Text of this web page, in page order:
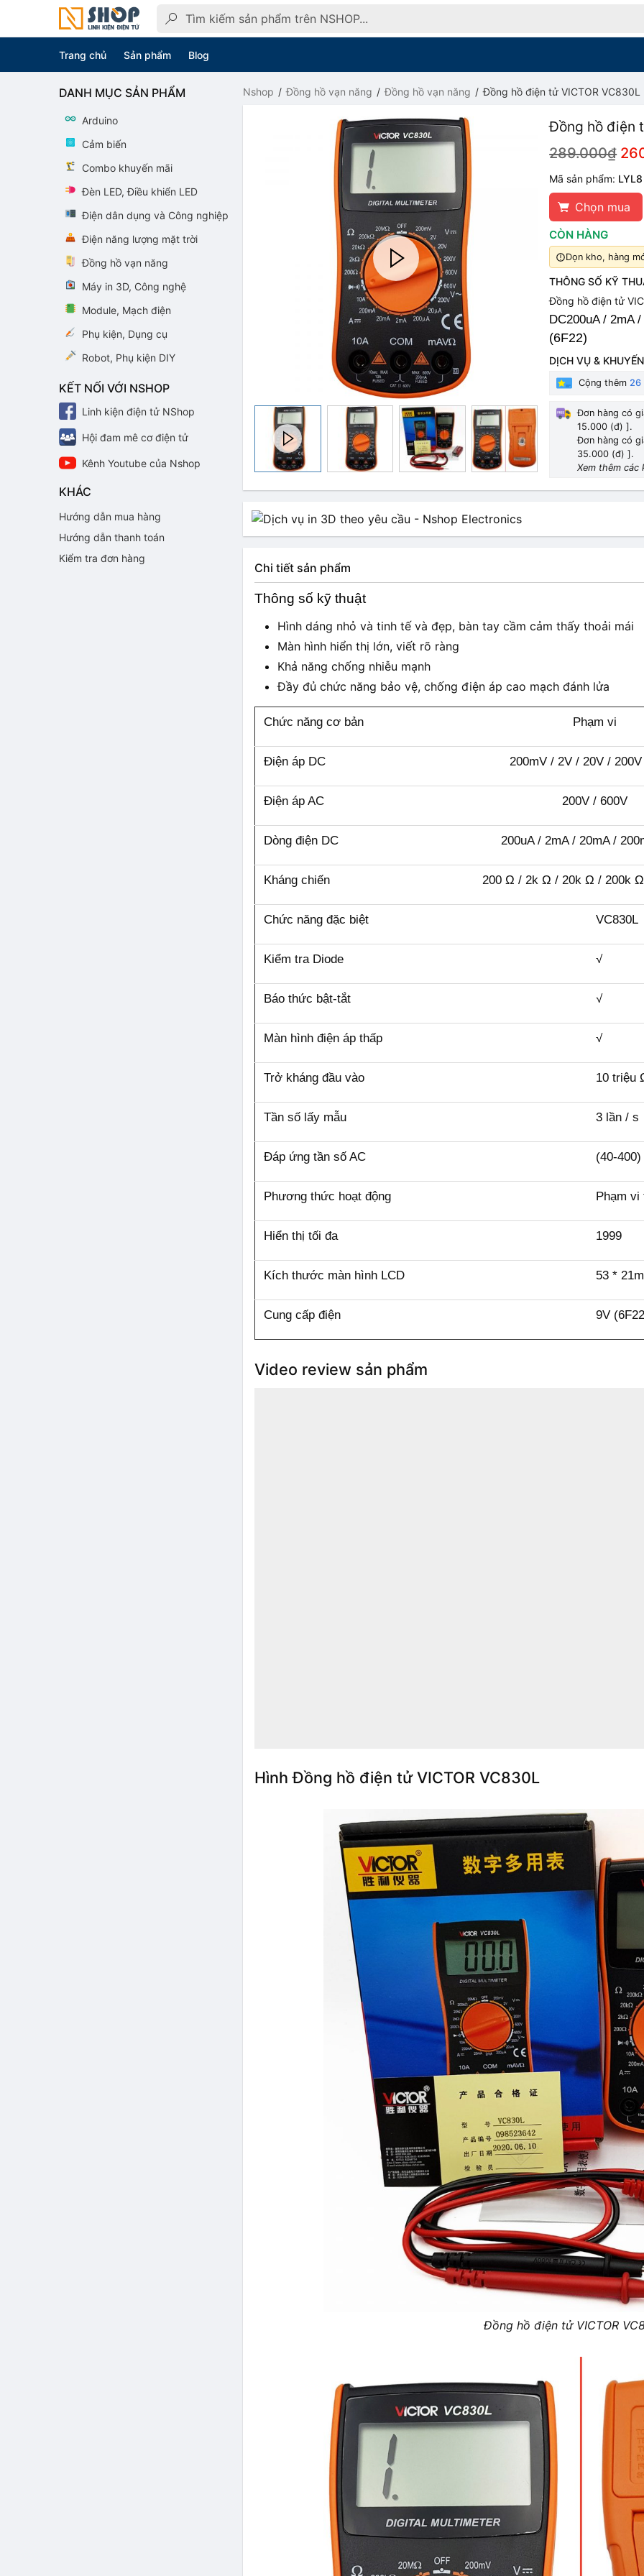
Trang chủ Sản phẩm Blog
Nshop Đồng hồ vạn năng Đồng hồ vạn năng Đồng hồ điện tử VICTOR VC830L
Đồng hồ điện
289.000₫
Mã sản phẩm: LYL8
Chọn mua
CÒN HÀNG
Dọn kho, hàng
THÔNG SỐ KỸ
Đồng hồ điện tử
DC200uA / 2mA
(6F22)
DỊCH VỤ &
Cộng thêm 26
Đơn hàng có
15.000 (đ) ].
Đơn hàng có
35.000 (đ) ].
Xem thêm các
Chi tiết sản phẩm
Thông số kỹ thuật
Hình dáng nhỏ và tinh tế và đẹp, bàn tay cầm cảm thấy thoải mái
Màn hình hiển thị lớn, viết rõ ràng
Khả năng chống nhiễu mạnh
Đầy đủ chức năng bảo vệ, chống điện áp cao mạch đánh lửa
Chức năng cơ bản Phạm vi
Điện áp DC 200mV / 2V / 20V /
Điện áp AC 200V / 600V
Dòng điện DC 200uA / 2mA / 20mA /
Kháng chiến 200 Ω / 2k Ω / 20k Ω / 200k
Chức năng đặc biệt VC830L
Kiểm tra Diode √
Báo thức bật-tắt √
Màn hình điện áp thấp √
Trở kháng đầu vào 10 triệu
Tần số lấy mẫu 3 lần / s
Đáp ứng tần số AC (40-
Phương thức hoạt động Phạm vi
Hiển thị tối đa 1999
Kích thước màn hình LCD 53 *
Cung cấp điện 9V
Video review sản phẩm
Hình Đồng hồ điện tử VICTOR VC830L
Đồng hồ điện tử VICTOR
DANH MỤC SẢN PHẨM
Arduino
Cảm biến
Combo khuyến mãi
Đèn LED, Điều khiển LED
Điện dân dụng và Công nghiệp
Điện năng lượng mặt trời
Đồng hồ vạn năng
Máy in 3D, Công nghệ
Module, Mạch điện
Phụ kiện, Dụng cụ
Robot, Phụ kiện DIY
KẾT NỐI VỚI NSHOP
Linh kiện điện tử NShop
Hội đam mê cơ điện tử
Kênh Youtube của Nshop
KHÁC
Hướng dẫn mua hàng
Hướng dẫn thanh toán
Kiểm tra đơn hàng